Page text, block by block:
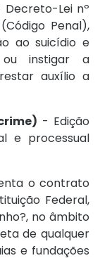
Lei nº
Penal),
ao suicídio e
instigar a
auxílio a
- Edição
e processual
o contrato
Federal,
no âmbito
de qualquer
e fundações